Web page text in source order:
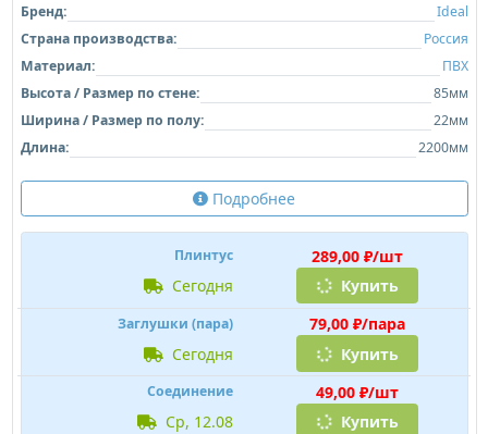
Бренд:
Ideal
Страна производства:
Россия
Материал:
ПВХ
Высота / Размер по стене:
85мм
Ширина / Размер по полу:
22мм
Длина:
2200мм
Подробнее
Плинтус
289,00 ₽/шт
сегодня
Купить
Заглушки (пара)
79,00 ₽/пара
сегодня
Купить
Соединение
49,00 ₽/шт
ср, 12.08
Купить